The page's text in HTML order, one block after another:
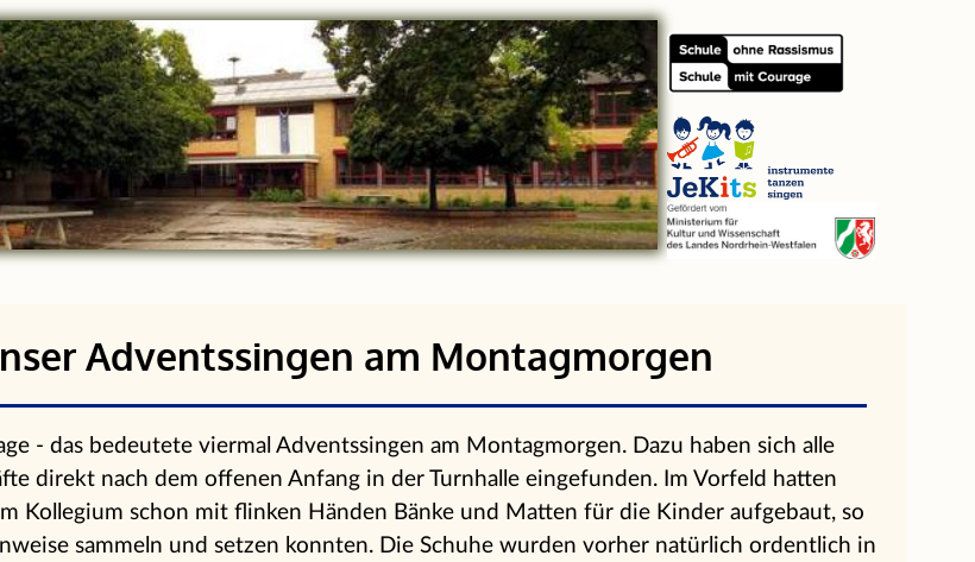
Adventssingen am Montagmorgen
- das bedeutete viermal Adventssingen am Montagmorgen. Dazu haben sich alle
direkt nach dem offenen Anfang in der Turnhalle eingefunden. Im Vorfeld hatten
Kollegium schon mit flinken Händen Bänke und Matten für die Kinder aufgebaut, so
sammeln und setzen konnten. Die Schuhe wurden vorher natürlich ordentlich in